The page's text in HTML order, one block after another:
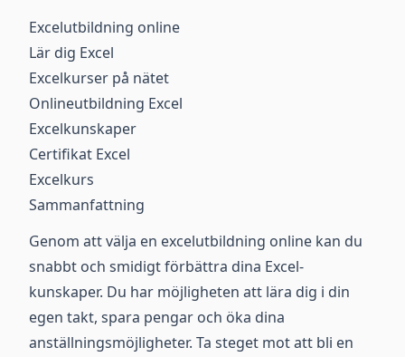
Excelutbildning online
Lär dig Excel
Excelkurser på nätet
Onlineutbildning Excel
Excelkunskaper
Certifikat Excel
Excelkurs
Sammanfattning
Genom att välja en excelutbildning online kan du
snabbt och smidigt förbättra dina Excel-
kunskaper. Du har möjligheten att lära dig i din
egen takt, spara pengar och öka dina
anställningsmöjligheter. Ta steget mot att bli en